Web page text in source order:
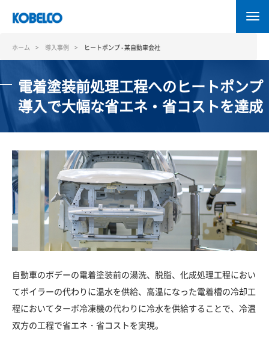
ン
ン
ツ
に
ホーム 導入事例 ヒートポンプ - 某自動車会社
電着塗装前処理工程へのヒートポンプ
導入で大幅な省エネ・省コストを達成
自動車のボデーの電着塗装前の湯洗、脱脂、化成処理工程におい
てボイラーの代わりに温水を供給、高温になった電着槽の冷却工
程においてターボ冷凍機の代わりに冷水を供給することで、冷温
双方の工程で省エネ・省コストを実現。